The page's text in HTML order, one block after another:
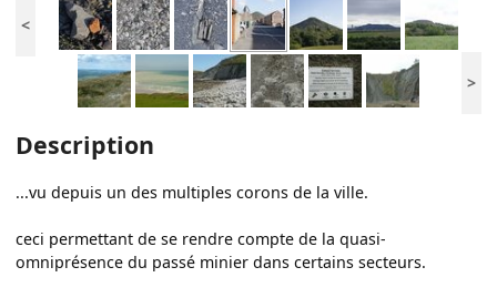
<
>
Description
...vu depuis un des multiples corons de la ville.
ceci permettant de se rendre compte de la quasi-
omniprésence du passé minier dans certains secteurs.